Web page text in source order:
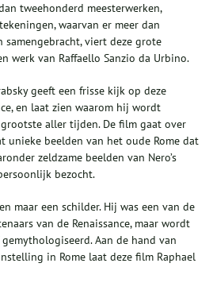
tweehonderd meesterwerken,
waarvan er meer dan
viert deze grote
werk van Raffaello Sanzio da Urbino.
geeft een frisse kijk op deze
en laat zien waarom hij wordt
aller tijden. De film gaat over
unieke beelden van het oude Rome dat
zeldzame beelden van Nero’s
bezocht.
maar een schilder. Hij was een van de
van de Renaissance, maar wordt
Aan de hand van
in Rome laat deze film Raphael